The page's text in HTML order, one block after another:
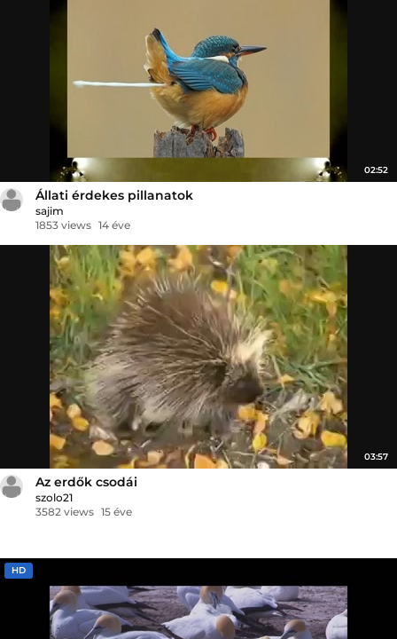
02:52
Állati érdekes pillanatok
sajim
1853 views 14 éve
03:57
Az erdők csodái
szolo21
3582 views 15 éve
HD